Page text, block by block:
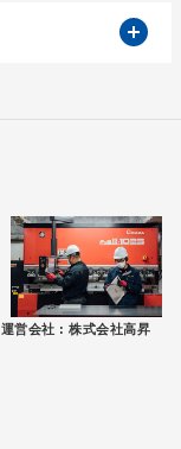
運営会社 : 株式会社高昇